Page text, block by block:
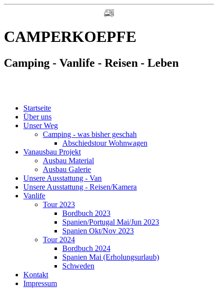
CAMPERKOEPFE
Camping - Vanlife - Reisen - Leben
Startseite
Über uns
Unser Weg
Camping - was bisher geschah
Abschiedstour Wohnwagen
Vanausbau Projekt
Ausbau Material
Ausbau Galerie
Unsere Ausstattung - Van
Unsere Ausstattung - Reisen/Kamera
Vanlife
Tour 2023
Bordbuch 2023
Spanien/Portugal Mai/Jun 2023
Spanien Okt/Nov 2023
Tour 2024
Bordbuch 2024
Spanien Mai (Erholungsurlaub)
Schweden
Kontakt
Impressum